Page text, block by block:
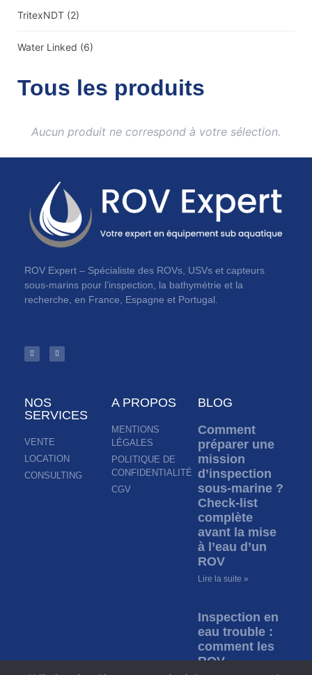
TritexNDT (2)
Water Linked (6)
Tous les produits
Aucun produit ne correspond à votre sélection.
ROV Expert – Spécialiste des ROVs, USVs et capteurs
sous-marins pour l’inspection, la bathymétrie et la
recherche, en France, Espagne et Portugal.
NOS
SERVICES
VENTE
LOCATION
CONSULTING
A PROPOS
MENTIONS
LÉGALES
POLITIQUE DE
CONFIDENTIALITÉ
CGV
BLOG
Comment
préparer une
mission
d’inspection
sous-marine ?
Check-list
complète
avant la mise
à l’eau d’un
ROV
Lire la suite »
Inspection en
eau trouble :
comment les
ROV